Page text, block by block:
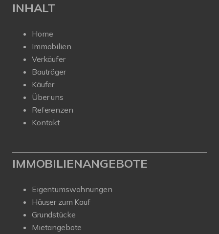
INHALT
Home
Immobilien
Verkäufer
Bauträger
Käufer
Über uns
Referenzen
Kontakt
IMMOBILIENANGEBOTE
Eigentumswohnungen
Häuser zum Kauf
Grundstücke
Mietangebote